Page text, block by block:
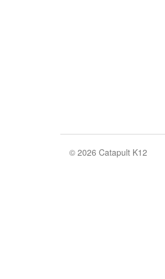
© 2026 Catapult K12